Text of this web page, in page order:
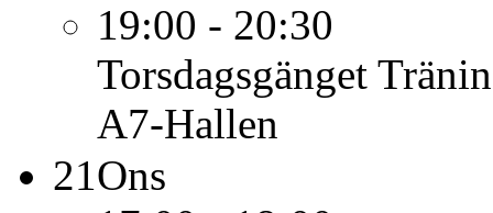
19:00 - 20:30
Torsdagsgänget
A7-Hallen
21Ons